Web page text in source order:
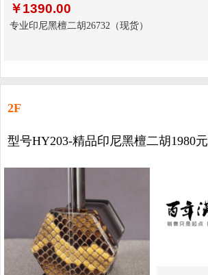
￥1390.00
专业印尼黑檀二胡26732（现货）
2F
型号HY203-精品印尼黑檀二胡1980元